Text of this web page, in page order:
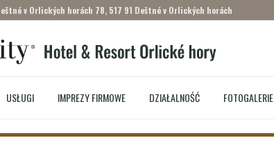
v Orlických horách 78, 517 91 Deštné v Orlických horách
USŁUGI IMPREZY FIRMOWE DZIAŁALNOŚĆ FOTOGALERIE